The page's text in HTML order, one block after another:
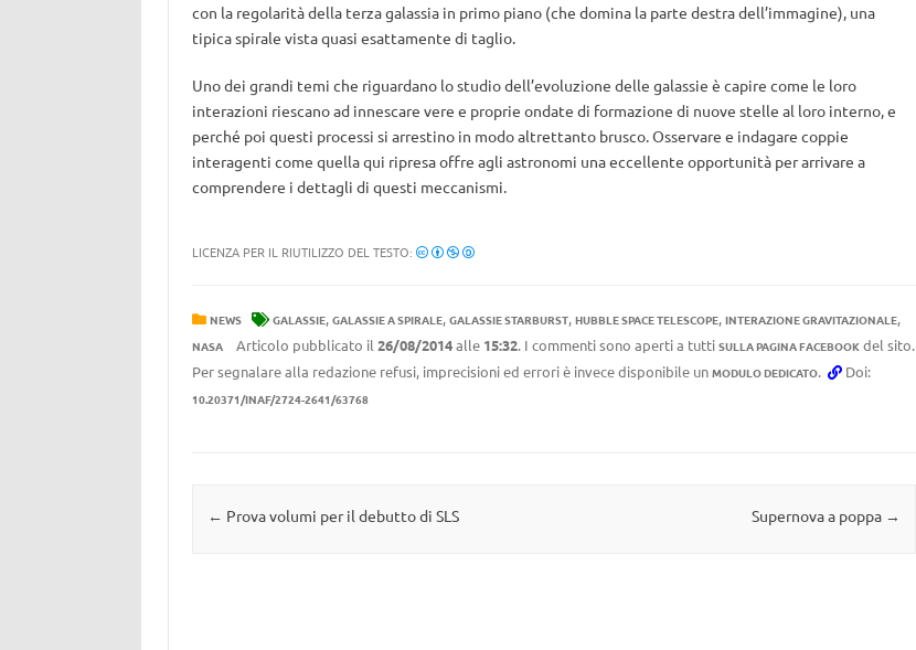
con la regolarità della terza galassia in primo piano (che domina la parte destra dell’immagine), una
tipica spirale vista quasi esattamente di taglio.
Uno dei grandi temi che riguardano lo studio dell’evoluzione delle galassie è capire come le loro
interazioni riescano ad innescare vere e proprie ondate di formazione di nuove stelle al loro interno, e
perché poi questi processi si arrestino in modo altrettanto brusco. Osservare e indagare coppie
interagenti come quella qui ripresa offre agli astronomi una eccellente opportunità per arrivare a
comprendere i dettagli di questi meccanismi.
LICENZA PER IL RIUTILIZZO DEL TESTO:
NEWS GALASSIE, GALASSIE A SPIRALE, GALASSIE STARBURST, HUBBLE SPACE TELESCOPE, INTERAZIONE GRAVITAZIONALE,
NASA Articolo pubblicato il 26/08/2014alle 15:32. I commenti sono aperti a tutti SULLA PAGINA FACEBOOKdel sito.
Per segnalare alla redazione refusi, imprecisioni ed errori è invece disponibile un MODULO DEDICATO. Doi:
10.20371/INAF/2724-2641/63768
Navigazione articolo
← Prova volumi per il debutto di SLS Supernova a poppa →